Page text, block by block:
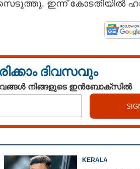
ഇന്ന് കോടതിയിൽ
ദിവസവും
നിങ്ങളുടെ ഇൻബോക്സിൽ
KERALA